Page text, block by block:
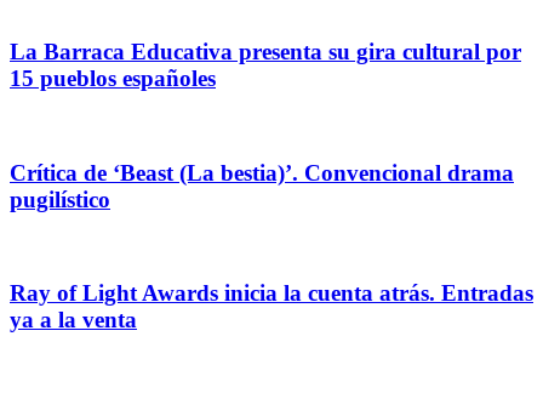
La Barraca Educativa presenta su gira cultural por
15 pueblos españoles
Crítica de ‘Beast (La bestia)’. Convencional drama
pugilístico
Ray of Light Awards inicia la cuenta atrás. Entradas
ya a la venta